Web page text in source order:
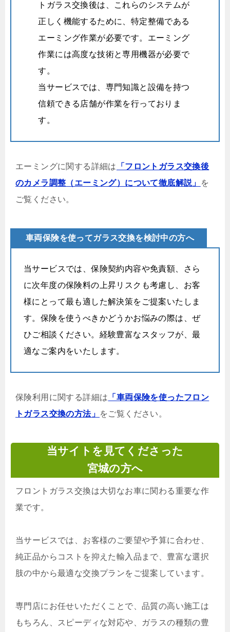
トガラス交換後は、これらのシステムが
正しく機能するために、特定整備である
エーミング作業が必要です。 エーミング
作業には高度な技術と専用機器が必要で
す。
当サービスでは、専門知識と設備を持つ
信頼できる店舗が作業を行っておりま
す。
エーミングに関する詳細は
「フロントガラス交換後
のカメラ調整（エーミング）について徹底解説」
を
ご覧ください。
車両保険を使ってガラス交換を検討中の方へ
当サービスでは、保険契約内容や免責額、さら
に次年度の保険料の上昇リスクも考慮し、お客
様にとって最も適した解決策をご提案いたしま
す。保険を使うべきかどうかお悩みの際は、ぜ
ひご相談ください。経験豊富なスタッフが、最
適なご案内をいたします。
保険利用に関する詳細は 「車両保険を使ったフロン
トガラス交換の方法」 をご覧ください。
当サイトを見てくださった
宮城の方へ
フロントガラス交換は大切なお車に関わる重要な作
業です。
当サービスでは、お客様のご要望や予算に合わせ、
純正品からコストを抑えた輸入品まで、豊富な選択
肢の中から最適な交換プランをご提案しています。
専門店にお任せいただくことで、品質の高い施工は
もちろん、スピーディな対応や、ガラスの種類の豊